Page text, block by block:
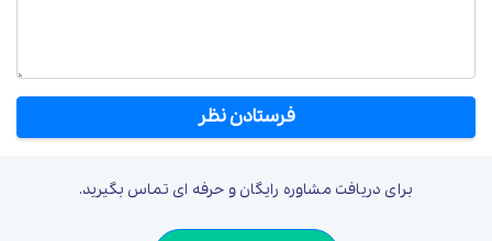
برای دریافت مشاوره رایگان و حرفه ای تماس بگیرید.